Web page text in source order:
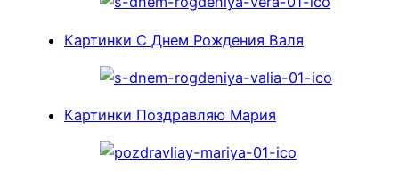
Картинки С Днем Рождения Валя
Картинки Поздравляю Мария